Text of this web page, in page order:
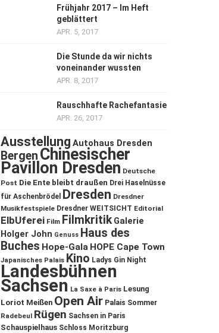
Frühjahr 2017 – Im Heft
geblättert
APR. 5, 2017
Die Stunde da wir nichts
voneinander wussten
APR. 8, 2017
Rauschhafte Rachefantasie
APR. 26, 2017
Ausstellung Autohaus Dresden
Bergen Chinesischer
Pavillon Dresden Deutsche
Post Die Ente bleibt draußen Drei Haselnüsse
für Aschenbrödel
Dresden Dresdner
Musikfestspiele Dresdner WEITSICHT Editorial
ElbUferei Film Filmkritik Galerie
Holger John Genuss Haus des
Buches Hope-Gala HOPE Cape Town
Japanisches Palais Kino Ladys Gin Night
Landesbühnen
Sachsen La Saxe à Paris Lesung
Loriot Meißen Open Air Palais Sommer
Radebeul Rügen Sachsen in Paris
Schauspielhaus Schloss Moritzburg